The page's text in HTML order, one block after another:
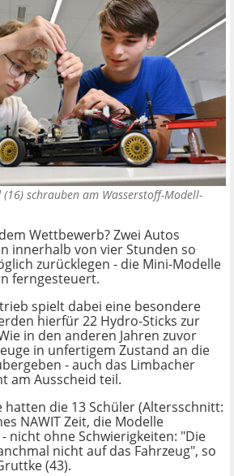
schrauben am Wasserstoff-Modell-
Wettbewerb? Zwei Autos
innerhalb von vier Stunden so
zurücklegen - die Mini-Modelle
ferngesteuert.
spielt dabei eine besondere
hierfür 22 Hydro-Sticks zur
in den anderen Jahren zuvor
in unfertigem Zustand an die
- auch das Limbacher
am Ausscheid teil.
hatten die 13 Schüler (Altersschnitt:
NAWIT Zeit, die Modelle
nicht ohne Schwierigkeiten: "Die
nicht auf das Fahrzeug", so
(43).